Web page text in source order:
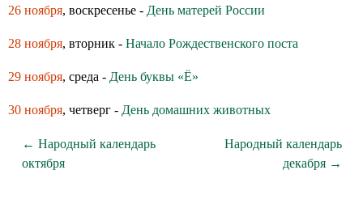
26 ноября, воскресенье - День матерей России
28 ноября, вторник - Начало Рождественского поста
29 ноября, среда - День буквы «Ё»
30 ноября, четверг - День домашних животных
← Народный календарь
октября
Народный календарь
декабря →